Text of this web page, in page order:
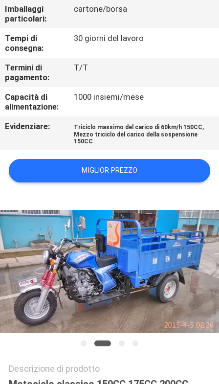
CONTATTICI
NOTIZIE
RICHIEDA
UNA
DEL
SITO
PRIVACY
POLICY
Imballaggi
particolari:
cartone/borsa
Tempi di
consegna:
30 giorni del lavoro
Termini di
pagamento:
T/T
Capacità di
alimentazione:
1000 insiemi/mese
Evidenziare: Triciclo massimo del carico di 60km/h 150CC,
Mezzo triciclo del carico della sospensione
150CC
MIGLIOR PREZZO
Descrizione di prodotto